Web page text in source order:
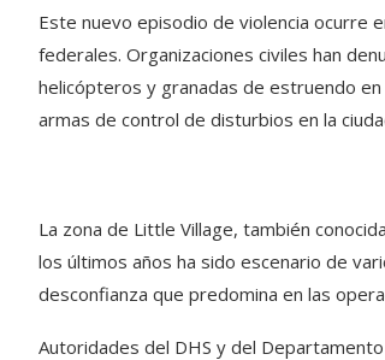
Este nuevo episodio de violencia ocurre
federales. Organizaciones civiles han
helicópteros y granadas de estruendo
armas de control de disturbios en la
La zona de Little Village, también
los últimos años ha sido escenario de
desconfianza que predomina en las
Autoridades del DHS y del